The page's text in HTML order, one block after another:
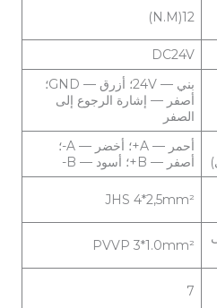
DC24V
بني — 24V؛ أزرق — GND؛
أصفر — إشارة الرجوع إلى
الصفر
أحمر — A+؛ أخضر — A-؛
أصفر — B+؛ أسود — B-
JHS 4*2,5mm²
PVVP 3*1.0mm²